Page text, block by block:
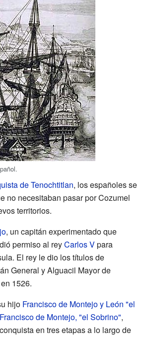
de Tenochtitlan, los españoles se
no necesitaban pasar por Cozumel
territorios.
, un capitán experimentado que
permiso al reyCarlos Vpara
El rey le dio los títulos de
General y Alguacil Mayor de
1526.
hijo Francisco de Montejo y León "el
Francisco de Montejo, "el Sobrino",
en tres etapas a lo largo de